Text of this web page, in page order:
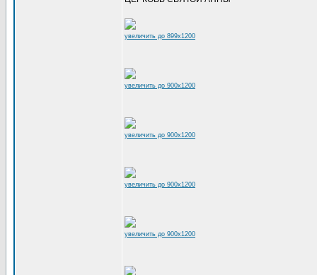
увеличить до 899x1200
увеличить до 900x1200
увеличить до 900x1200
увеличить до 900x1200
увеличить до 900x1200